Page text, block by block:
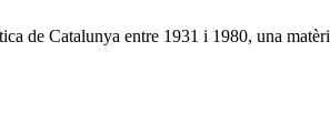
de Catalunya entre 1931 i 1980, una